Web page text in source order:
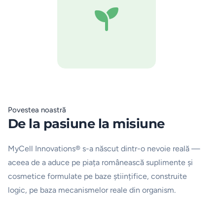
Povestea noastră
De la pasiune la misiune
MyCell Innovations® s-a născut dintr-o nevoie reală —
aceea de a aduce pe piața românească suplimente și
cosmetice formulate pe baze științifice, construite
logic, pe baza mecanismelor reale din organism.